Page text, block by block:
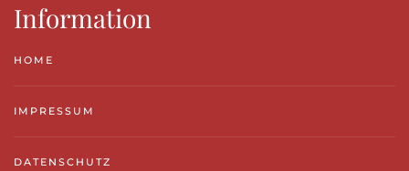
Information
HOME
IMPRESSUM
DATENSCHUTZ